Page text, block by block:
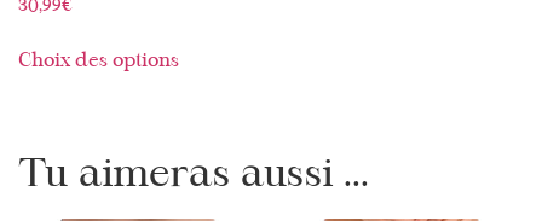
30,99€
Choix des options
Tu aimeras aussi ...